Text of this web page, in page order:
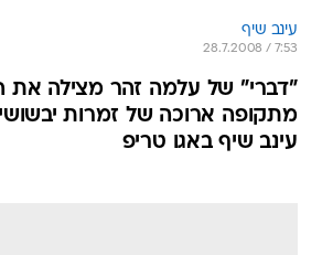
עינב שיף
28.7.2008 / 7:53
"דברי" של עלמה זהר מצילה את
מתקופה ארוכה של זמרות
עינב שיף באגו טריפ